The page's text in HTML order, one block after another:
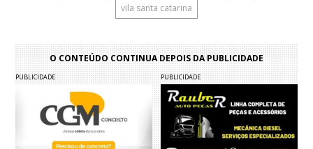
vila santa catarina
O CONTEÚDO CONTINUA DEPOIS DA PUBLICIDADE
PUBLICIDADE PUBLICIDADE